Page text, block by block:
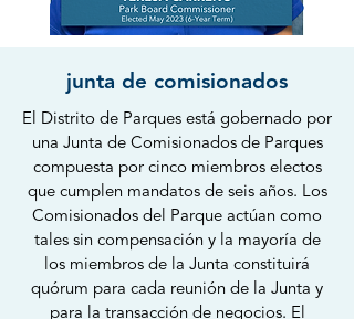
junta de comisionados
El Distrito de Parques está gobernado por
una Junta de Comisionados de Parques
compuesta por cinco miembros electos
que cumplen mandatos de seis años. Los
Comisionados del Parque actúan como
tales sin compensación y la mayoría de
los miembros de la Junta constituirá
quórum para cada reunión de la Junta y
para la transacción de negocios. El